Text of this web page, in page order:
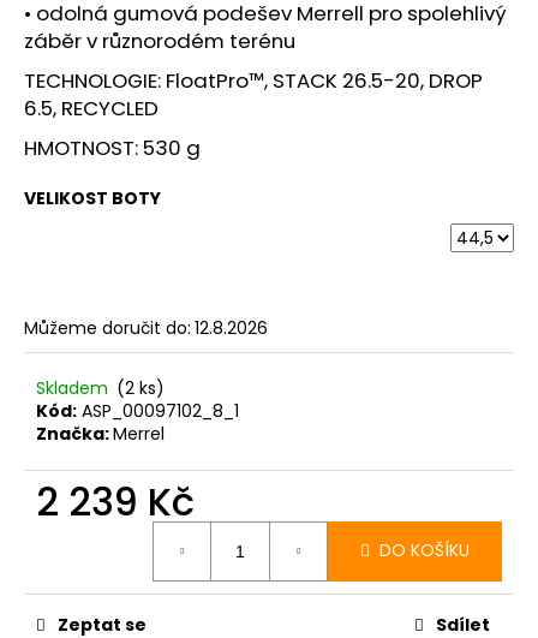
• odolná gumová podešev Merrell pro spolehlivý
záběr v různorodém terénu
TECHNOLOGIE: FloatPro™, STACK 26.5-20, DROP
6.5, RECYCLED
HMOTNOST: 530 g
VELIKOST BOTY
Můžeme doručit do: 12.8.2026
Skladem (2 ks)
Kód: ASP_00097102_8_1
Značka:Merrel
2 239 Kč
DO KOŠÍKU
Zeptat se Sdílet
VIZIRED/BLACK
3
999
Kč